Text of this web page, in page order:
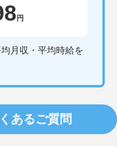
円
月収・平均時給を
あるご質問